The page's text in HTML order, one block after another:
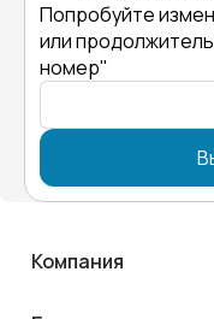
Попробуйте
или
номер"
Компания